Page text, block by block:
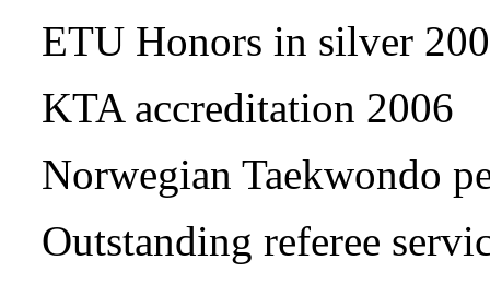
ETU Honors in silver
KTA accreditation 2006
Norwegian Taekwondo
Outstanding referee